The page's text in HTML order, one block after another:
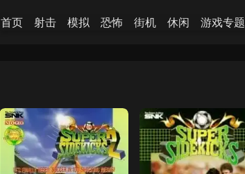
首页 射击 模拟 恐怖 街机 休闲 游戏专题